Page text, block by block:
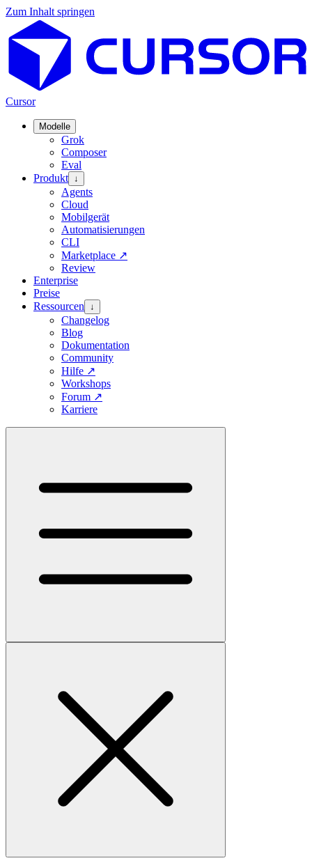
Zum Inhalt springen
Cursor
Modelle
Grok
Composer
Eval
Produkt ↓
Agents
Cloud
Mobilgerät
Automatisierungen
CLI
Marketplace ↗
Review
Enterprise
Preise
Ressourcen
↓
Changelog
Blog
Dokumentation
Community
Hilfe ↗
Workshops
Forum ↗
Karriere